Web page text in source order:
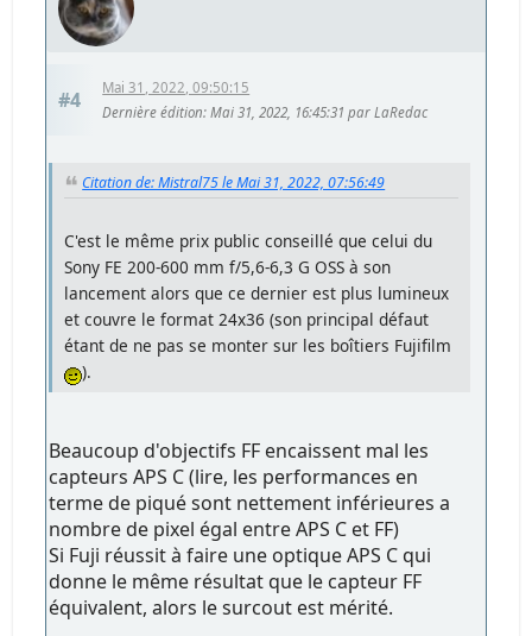
#4
Mai 31, 2022, 09:50:15
Dernière édition: Mai 31, 2022, 16:45:31 par LaRedac
Citation de: Mistral75 le Mai 31, 2022, 07:56:49
C'est le même prix public conseillé que celui du
Sony FE 200-600 mm f/5,6-6,3 G OSS à son
lancement alors que ce dernier est plus lumineux
et couvre le format 24x36 (son principal défaut
étant de ne pas se monter sur les boîtiers Fujifilm
).
Beaucoup d'objectifs FF encaissent mal les
capteurs APS C (lire, les performances en
terme de piqué sont nettement inférieures a
nombre de pixel égal entre APS C et FF)
Si Fuji réussit à faire une optique APS C qui
donne le même résultat que le capteur FF
équivalent, alors le surcout est mérité.